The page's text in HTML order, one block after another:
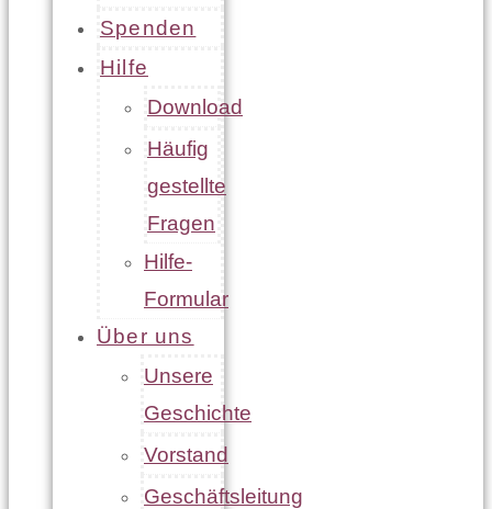
Spenden
Hilfe
Download
Häufig
gestellte
Fragen
Hilfe-
Formular
Über uns
Unsere
Geschichte
Vorstand
Geschäftsleitung